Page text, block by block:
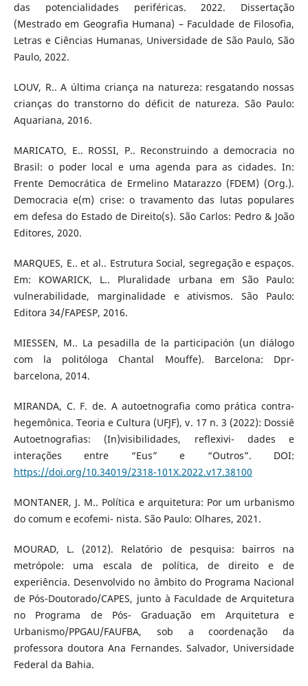
das potencialidades periféricas. 2022. Dissertação
(Mestrado em Geografia Humana) – Faculdade de Filosofia,
Letras e Ciências Humanas, Universidade de São Paulo, São
Paulo, 2022.
LOUV, R.. A última criança na natureza: resgatando nossas
crianças do transtorno do déficit de natureza. São Paulo:
Aquariana, 2016.
MARICATO, E.. ROSSI, P.. Reconstruindo a democracia no
Brasil: o poder local e uma agenda para as cidades. In:
Frente Democrática de Ermelino Matarazzo (FDEM) (Org.).
Democracia e(m) crise: o travamento das lutas populares
em defesa do Estado de Direito(s). São Carlos: Pedro & João
Editores, 2020.
MARQUES, E.. et al.. Estrutura Social, segregação e espaços.
Em: KOWARICK, L.. Pluralidade urbana em São Paulo:
vulnerabilidade, marginalidade e ativismos. São Paulo:
Editora 34/FAPESP, 2016.
MIESSEN, M.. La pesadilla de la participación (un diálogo
com la politóloga Chantal Mouffe). Barcelona: Dpr-
barcelona, 2014.
MIRANDA, C. F. de. A autoetnografia como prática contra-
hegemônica. Teoria e Cultura (UFJF), v. 17 n. 3 (2022): Dossiê
Autoetnografias: (In)visibilidades, reflexivi- dades e
interações entre “Eus” e “Outros”. DOI:
https://doi.org/10.34019/2318-101X.2022.v17.38100
MONTANER, J. M.. Política e arquitetura: Por um urbanismo
do comum e ecofemi- nista. São Paulo: Olhares, 2021.
MOURAD, L. (2012). Relatório de pesquisa: bairros na
metrópole: uma escala de política, de direito e de
experiência. Desenvolvido no âmbito do Programa Nacional
de Pós-Doutorado/CAPES, junto à Faculdade de Arquitetura
no Programa de Pós- Graduação em Arquitetura e
Urbanismo/PPGAU/FAUFBA, sob a coordenação da
professora doutora Ana Fernandes. Salvador, Universidade
Federal da Bahia.